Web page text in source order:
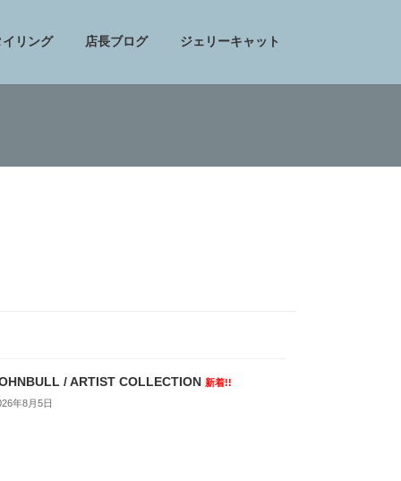
イリング 店長ブログ ジェリーキャット
/ ARTIST COLLECTION 新着!!
年8月5日